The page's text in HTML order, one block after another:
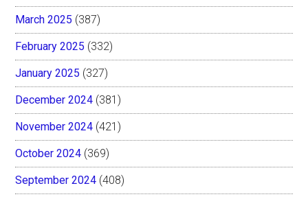
March 2025 (387)
February 2025 (332)
January 2025 (327)
December 2024 (381)
November 2024 (421)
October 2024 (369)
September 2024 (408)